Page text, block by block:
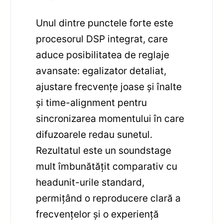
Unul dintre punctele forte este
procesorul DSP integrat, care
aduce posibilitatea de reglaje
avansate: egalizator detaliat,
ajustare frecvențe joase și înalte
și time-alignment pentru
sincronizarea momentului în care
difuzoarele redau sunetul.
Rezultatul este un soundstage
mult îmbunătățit comparativ cu
headunit-urile standard,
permițând o reproducere clară a
frecvențelor și o experiență